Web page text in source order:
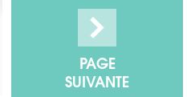
PAGE
SUIVANTE